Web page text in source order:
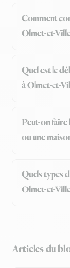
Comment
Olmet-et-
Quel est le
à Olmet-et-
Peut-on faire
ou une
Quels types
Olmet-et-
Articles du